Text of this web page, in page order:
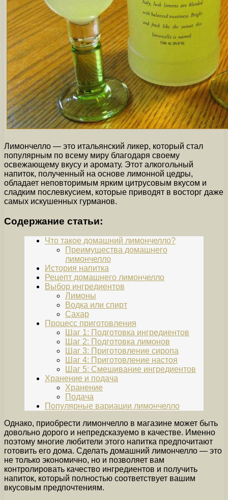
Лимончелло — это итальянский ликер, который стал
популярным по всему миру благодаря своему
освежающему вкусу и аромату. Этот алкогольный
напиток, полученный на основе лимонной цедры,
обладает неповторимым ярким цитрусовым вкусом и
сладким послевкусием, которые приводят в восторг даже
самых искушенных гурманов.
Содержание статьи:
Что такое домашний лимончелло?
Преимущества домашнего
лимончелло
История напитка
Рецепт домашнего лимончелло
Выбор ингредиентов
Лимоны
Водка или спирт
Сахар
Процесс приготовления
Шаг 1: Подготовка ингредиентов
Шаг 2: Подготовка лимонов
Шаг 3: Приготовление сиропа
Шаг 4: Приготовление настоя
Шаг 5: Смешивание ингредиентов
Хранение и подача
Хранение
Подача
Популярные вариации лимончелло
Однако, приобрести лимончелло в магазине может быть
довольно дорого и непредсказуемо в качестве. Именно
поэтому многие любители этого напитка предпочитают
готовить его дома. Сделать домашний лимончелло — это
не только экономично, но и позволяет вам
контролировать качество ингредиентов и получить
напиток, который полностью соответствует вашим
вкусовым предпочтениям.